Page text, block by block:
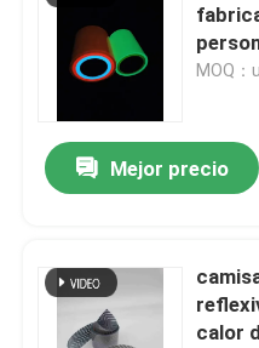
MOQ：
Mejor precio
calor